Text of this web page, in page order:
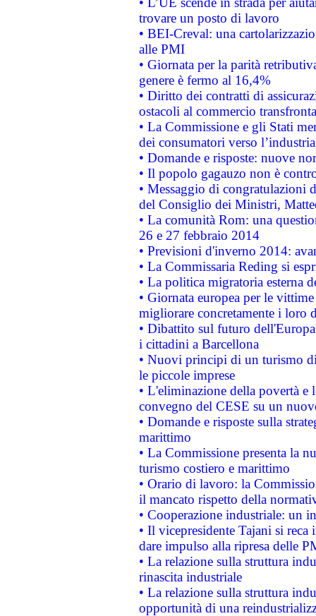
trovare un posto di lavoro
• BEI-Creval: una
alle PMI
• Giornata per la parità
genere è fermo al 16,4%
• Diritto dei contratti di
ostacoli al commercio
• La Commissione e gli Stati
dei consumatori verso
• Domande e risposte: nuove
• Il popolo gagauzo non è
• Messaggio di congratulazioni
del Consiglio dei Ministri,
• La comunità Rom: una
26 e 27 febbraio 2014
• Previsioni d'inverno 2014:
• La Commissaria Reding si
• La politica migratoria esterna
• Giornata europea per le
migliorare concretamente i loro
• Dibattito sul futuro
i cittadini a Barcellona
• Nuovi principi di un turismo
le piccole imprese
• L'eliminazione della povertà
convegno del CESE su un
• Domande e risposte sulla
marittimo
• La Commissione presenta la
turismo costiero e marittimo
• Orario di lavoro: la
il mancato rispetto della
• Cooperazione industriale: un
• Il vicepresidente Tajani si
dare impulso alla ripresa delle
• La relazione sulla struttura
rinascita industriale
• La relazione sulla struttura
opportunità di una